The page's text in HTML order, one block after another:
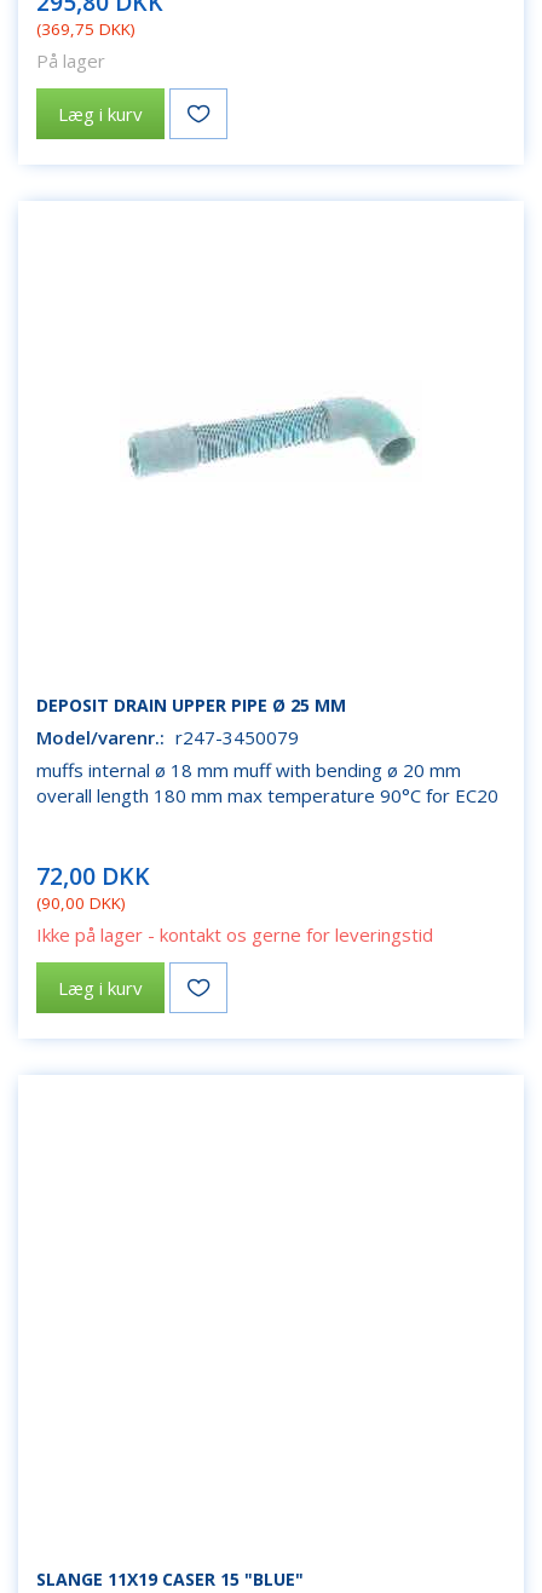
(369,75 DKK)
På lager
Læg i kurv
DEPOSIT DRAIN UPPER PIPE Ø 25 MM
Model/varenr.: r247-3450079
muffs internal ø 18 mm muff with bending ø 20 mm
overall length 180 mm max temperature 90°C for EC20
72,00 DKK
(90,00 DKK)
Ikke på lager - kontakt os gerne for leveringstid
Læg i kurv
SLANGE 11X19 CASER 15 "BLUE"